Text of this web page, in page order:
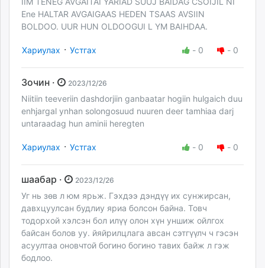
Ene HALTAR AVGAIGAAS HEDEN TSAAS AVSIIN
BOLDOO. UUR HUN OLDOOGUI L YM BAIHDAA.
Хариулах · Устгах - 0 - 0
Зочин · 2023/12/26
Niitiin teeveriin dashdorjiin ganbaatar hogiin hulgaich duu
enhjargal ynhan solongosuud nuuren deer tamhiaa darj
untaraadag hun aminii heregten
Хариулах · Устгах - 0 - 0
шаабар · 2023/12/26
Уг нь зөв л юм ярьж. Гэхдээ дэндүү их сунжирсан,
давхцуулсан будлиу яриа болсон байна. Товч
тодорхой хэлсэн бол илүү олон хүн уншиж ойлгох
байсан болов уу. йяйрилцлага авсан сэтгүүлч ч гэсэн
асуултаа оновчтой богино богино тавих байж л гэж
бодлоо.